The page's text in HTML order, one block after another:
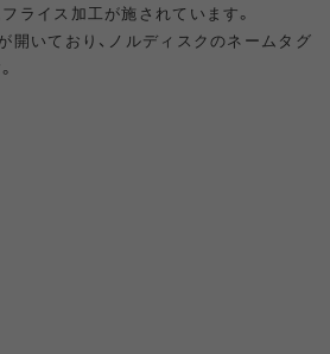
ライス加工が施されています。
開いており、ノルディスクのネームタグ